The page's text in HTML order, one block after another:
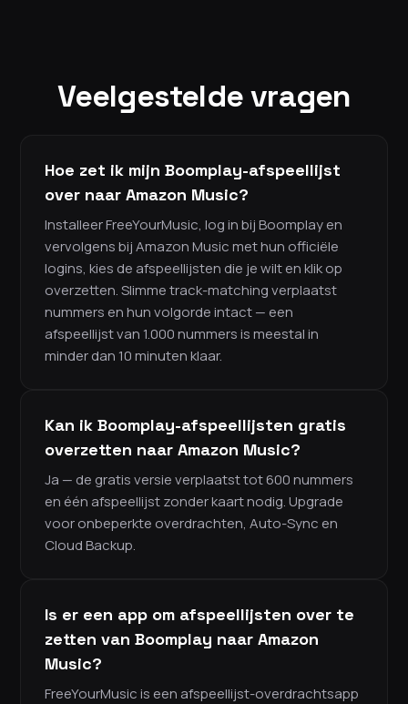
Veelgestelde vragen
Hoe zet ik mijn Boomplay-afspeellijst
over naar Amazon Music?
Installeer FreeYourMusic, log in bij Boomplay en
vervolgens bij Amazon Music met hun officiële
logins, kies de afspeellijsten die je wilt en klik op
overzetten. Slimme track-matching verplaatst
nummers en hun volgorde intact — een
afspeellijst van 1.000 nummers is meestal in
minder dan 10 minuten klaar.
Kan ik Boomplay-afspeellijsten gratis
overzetten naar Amazon Music?
Ja — de gratis versie verplaatst tot 600 nummers
en één afspeellijst zonder kaart nodig. Upgrade
voor onbeperkte overdrachten, Auto-Sync en
Cloud Backup.
Is er een app om afspeellijsten over te
zetten van Boomplay naar Amazon
Music?
FreeYourMusic is een afspeellijst-overdrachtsapp